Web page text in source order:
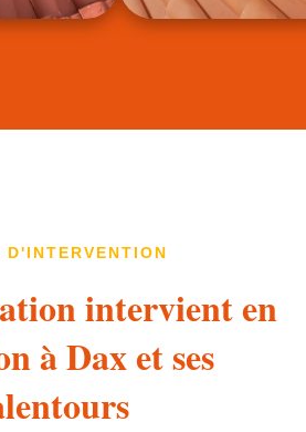
D'INTERVENTION
intervient en
à Dax et ses